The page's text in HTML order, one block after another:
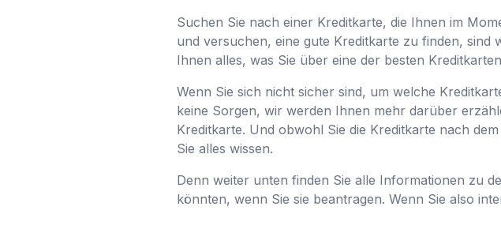
Suchen Sie nach einer Kreditkarte, die Ihnen im
und versuchen, eine gute Kreditkarte zu finden,
Ihnen alles, was Sie über eine der besten
Wenn Sie sich nicht sicher sind, um welche
keine Sorgen, wir werden Ihnen mehr darüber
Kreditkarte. Und obwohl Sie die Kreditkarte nach
Sie alles wissen.
Denn weiter unten finden Sie alle Informationen zu
könnten, wenn Sie sie beantragen. Wenn Sie also